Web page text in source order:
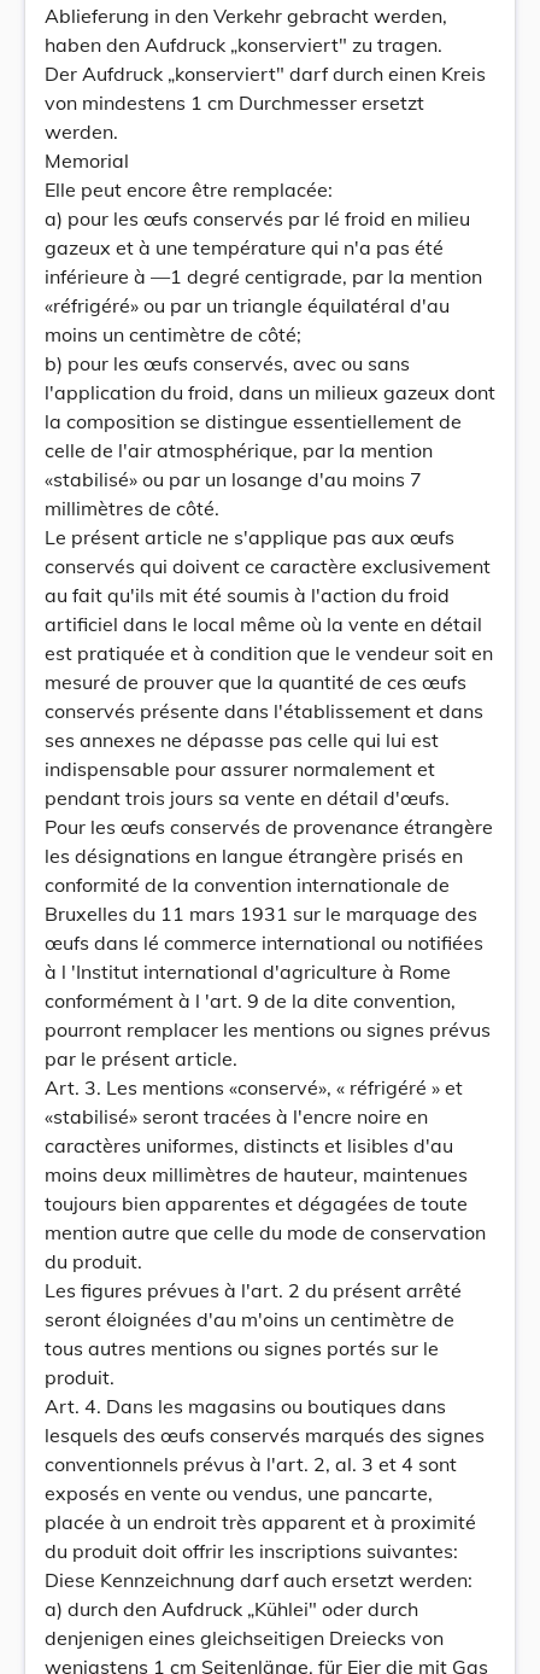
Ablieferung in den Verkehr gebracht werden,
haben den Aufdruck „konserviert" zu tragen.
Der Aufdruck „konserviert" darf durch einen Kreis
von mindestens 1 cm Durchmesser ersetzt
werden.
Memorial
Elle peut encore être remplacée:
a) pour les œufs conservés par lé froid en milieu
gazeux et à une température qui n'a pas été
inférieure à —1 degré centigrade, par la mention
«réfrigéré» ou par un triangle équilatéral d'au
moins un centimètre de côté;
b) pour les œufs conservés, avec ou sans
l'application du froid, dans un milieux gazeux dont
la composition se distingue essentiellement de
celle de l'air atmosphérique, par la mention
«stabilisé» ou par un losange d'au moins 7
millimètres de côté.
Le présent article ne s'applique pas aux œufs
conservés qui doivent ce caractère exclusivement
au fait qu'ils mit été soumis à l'action du froid
artificiel dans le local même où la vente en détail
est pratiquée et à condition que le vendeur soit en
mesuré de prouver que la quantité de ces œufs
conservés présente dans l'établissement et dans
ses annexes ne dépasse pas celle qui lui est
indispensable pour assurer normalement et
pendant trois jours sa vente en détail d'œufs.
Pour les œufs conservés de provenance étrangère
les désignations en langue étrangère prisés en
conformité de la convention internationale de
Bruxelles du 11 mars 1931 sur le marquage des
œufs dans lé commerce international ou notifiées
à l 'Institut international d'agriculture à Rome
conformément à l 'art. 9 de la dite convention,
pourront remplacer les mentions ou signes prévus
par le présent article.
Art. 3. Les mentions «conservé», « réfrigéré » et
«stabilisé» seront tracées à l'encre noire en
caractères uniformes, distincts et lisibles d'au
moins deux millimètres de hauteur, maintenues
toujours bien apparentes et dégagées de toute
mention autre que celle du mode de conservation
du produit.
Les figures prévues à l'art. 2 du présent arrêté
seront éloignées d'au m'oins un centimètre de
tous autres mentions ou signes portés sur le
produit.
Art. 4. Dans les magasins ou boutiques dans
lesquels des œufs conservés marqués des signes
conventionnels prévus à l'art. 2, al. 3 et 4 sont
exposés en vente ou vendus, une pancarte,
placée à un endroit très apparent et à proximité
du produit doit offrir les inscriptions suivantes:
Diese Kennzeichnung darf auch ersetzt werden:
a) durch den Aufdruck „Kühlei" oder durch
denjenigen eines gleichseitigen Dreiecks von
wenigstens 1 cm Seitenlänge, für Eier die mit Gas